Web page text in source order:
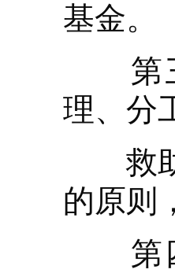
基金。
第三
理、分
救助
的原则
第四